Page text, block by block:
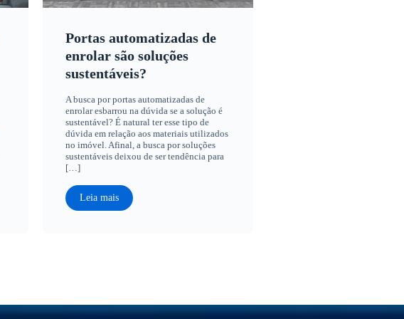
Portas automatizadas de
enrolar são soluções
sustentáveis?
A busca por portas automatizadas de
enrolar esbarrou na dúvida se a solução é
sustentável? É natural ter esse tipo de
dúvida em relação aos materiais utilizados
no imóvel. Afinal, a busca por soluções
sustentáveis deixou de ser tendência para
[…]
Leia mais